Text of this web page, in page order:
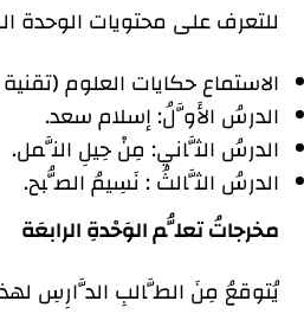
للتعرف على محتويات الوحدة
الاستماع حكايات العلوم (تقنية
الدرسُ الأَوَّلُ: إسلام سعد.
الدرسُ الثَّاني: مِنْ حِيلِ النَّمل.
الدرسُ الثَّالثُ : نَسِيمُ الصُّبح.
مخرجاتُ تعلُّم الوَحْدةِ الرابعَة
يُتوقعُ مِنَ الطَّالبِ الدَّارِسِ